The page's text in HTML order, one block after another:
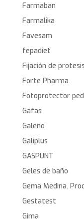
Farmaban
Farmalika
Favesam
fepadiet
Fijación de protesis
Forte Pharma
Fotoprotector
Gafas
Galeno
Galiplus
GASPUNT
Geles de baño
Gema Medina.
Gestatest
Gima